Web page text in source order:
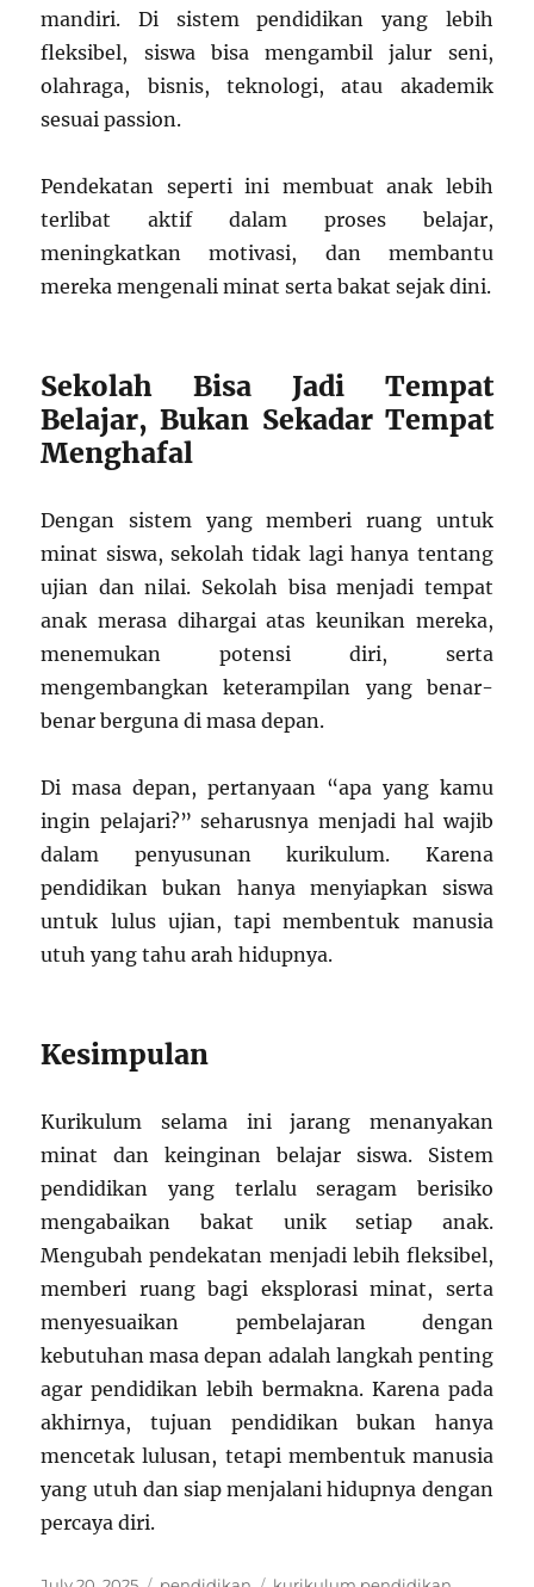
mandiri. Di sistem pendidikan yang lebih
fleksibel, siswa bisa mengambil jalur seni,
olahraga, bisnis, teknologi, atau akademik
sesuai passion.
Pendekatan seperti ini membuat anak lebih
terlibat aktif dalam proses belajar,
meningkatkan motivasi, dan membantu
mereka mengenali minat serta bakat sejak dini.
Sekolah Bisa Jadi Tempat
Belajar, Bukan Sekadar Tempat
Menghafal
Dengan sistem yang memberi ruang untuk
minat siswa, sekolah tidak lagi hanya tentang
ujian dan nilai. Sekolah bisa menjadi tempat
anak merasa dihargai atas keunikan mereka,
menemukan potensi diri, serta
mengembangkan keterampilan yang benar-
benar berguna di masa depan.
Di masa depan, pertanyaan “apa yang kamu
ingin pelajari?” seharusnya menjadi hal wajib
dalam penyusunan kurikulum. Karena
pendidikan bukan hanya menyiapkan siswa
untuk lulus ujian, tapi membentuk manusia
utuh yang tahu arah hidupnya.
Kesimpulan
Kurikulum selama ini jarang menanyakan
minat dan keinginan belajar siswa. Sistem
pendidikan yang terlalu seragam berisiko
mengabaikan bakat unik setiap anak.
Mengubah pendekatan menjadi lebih fleksibel,
memberi ruang bagi eksplorasi minat, serta
menyesuaikan pembelajaran dengan
kebutuhan masa depan adalah langkah penting
agar pendidikan lebih bermakna. Karena pada
akhirnya, tujuan pendidikan bukan hanya
mencetak lulusan, tetapi membentuk manusia
yang utuh dan siap menjalani hidupnya dengan
percaya diri.